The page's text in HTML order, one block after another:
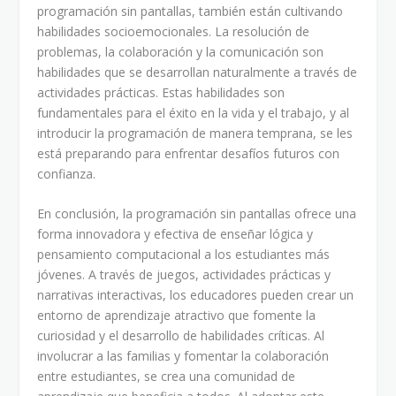
programación sin pantallas, también están cultivando
habilidades socioemocionales. La resolución de
problemas, la colaboración y la comunicación son
habilidades que se desarrollan naturalmente a través de
actividades prácticas. Estas habilidades son
fundamentales para el éxito en la vida y el trabajo, y al
introducir la programación de manera temprana, se les
está preparando para enfrentar desafíos futuros con
confianza.
En conclusión, la programación sin pantallas ofrece una
forma innovadora y efectiva de enseñar lógica y
pensamiento computacional a los estudiantes más
jóvenes. A través de juegos, actividades prácticas y
narrativas interactivas, los educadores pueden crear un
entorno de aprendizaje atractivo que fomente la
curiosidad y el desarrollo de habilidades críticas. Al
involucrar a las familias y fomentar la colaboración
entre estudiantes, se crea una comunidad de